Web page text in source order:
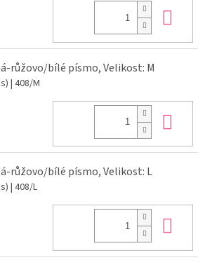
růžovo/bílé písmo, Velikost: M
| 408/M
růžovo/bílé písmo, Velikost: L
| 408/L